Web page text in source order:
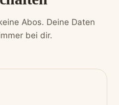
Abos. Deine Daten
bei dir.